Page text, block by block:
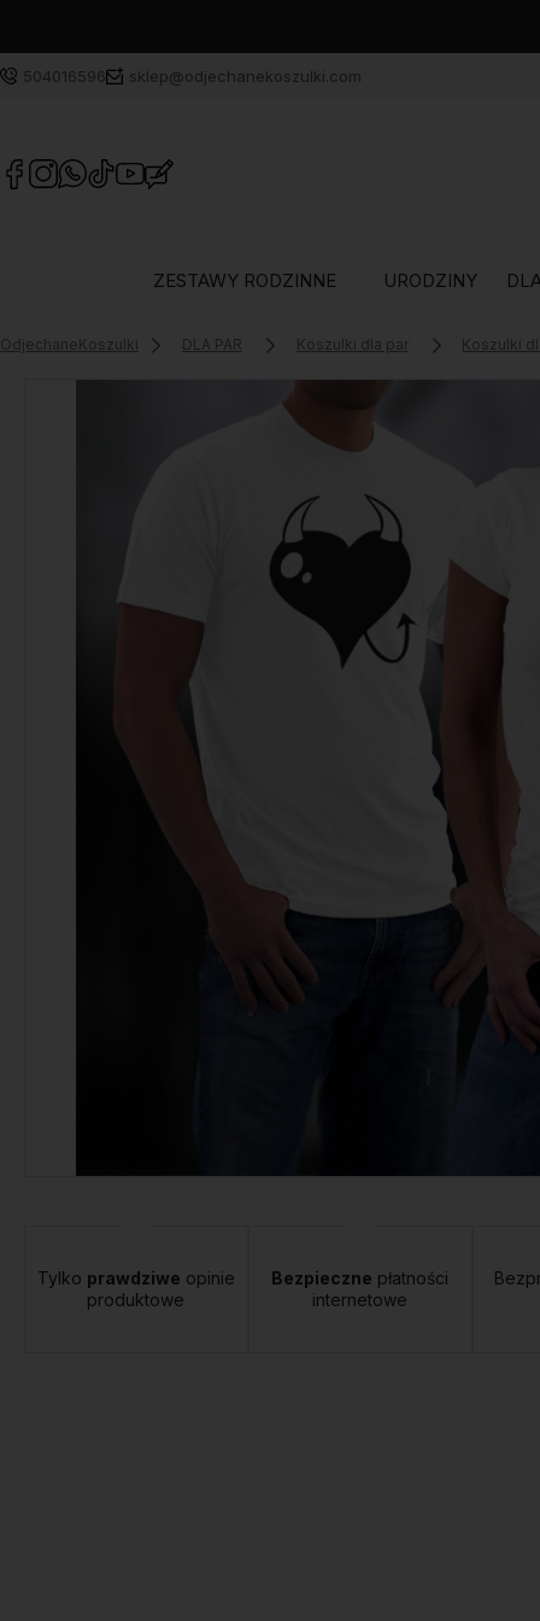
504016596 sklep@odjechanekoszulki.com
ZESTAWY RODZINNE URODZINY
OdjechaneKoszulki DLA PAR Koszulki dla par Koszulki
Tylko prawdziwe opinie
produktowe
Bezpieczne płatności
internetowe